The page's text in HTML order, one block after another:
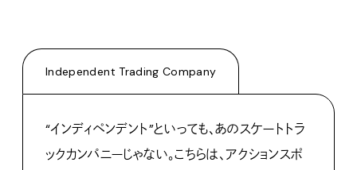
Independent Trading Company
“インディペンデント”といっても、あのスケートトラ
ックカンパニーじゃない。こちらは、アクションスポ